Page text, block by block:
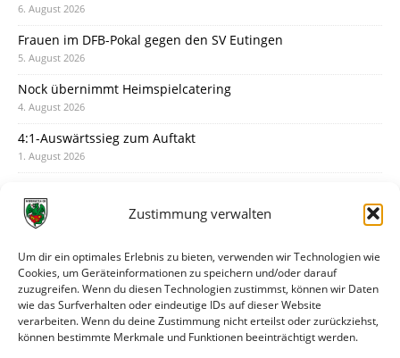
Zustimmung verwalten
Um dir ein optimales Erlebnis zu bieten, verwenden wir Technologien wie
Cookies, um Geräteinformationen zu speichern und/oder darauf
zuzugreifen. Wenn du diesen Technologien zustimmst, können wir Daten
wie das Surfverhalten oder eindeutige IDs auf dieser Website
verarbeiten. Wenn du deine Zustimmung nicht erteilst oder zurückziehst,
können bestimmte Merkmale und Funktionen beeinträchtigt werden.
6. August 2026
Frauen im DFB-Pokal gegen den SV Eutingen
5. August 2026
Nock übernimmt Heimspielcatering
4. August 2026
4:1-Auswärtssieg zum Auftakt
1. August 2026
31. Juli 2026
30. Juli 2026
Deine Spielminute: 89+1
28. Juli 2026
Neuer Rückensponsor